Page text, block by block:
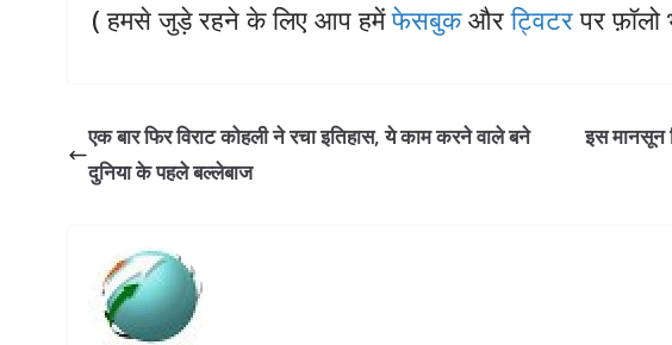
( हमसे जुड़े रहने के लिए आप हमेंफेसबुकऔरट्विटरपर
एक बार फिर विराट कोहली ने रचा इतिहास, ये काम करने वाले बने
दुनिया के पहले बल्लेबाज
इस मानसून